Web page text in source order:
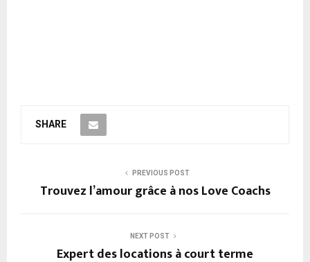
SHARE
PREVIOUS POST
Trouvez l’amour grâce à nos Love Coachs
NEXT POST
Expert des locations à court terme